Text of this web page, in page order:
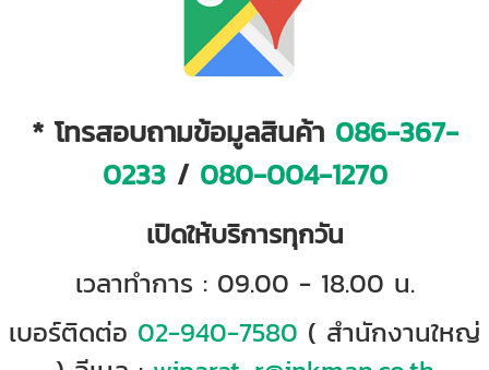
* โทรสอบถามข้อมูลสินค้า 086-367-
0233/ 080-004-1270
เปิดให้บริการทุกวัน
เวลาทำการ : 09.00 - 18.00 น.
เบอร์ติดต่อ 02-940-7580 ( สำนักงานใหญ่